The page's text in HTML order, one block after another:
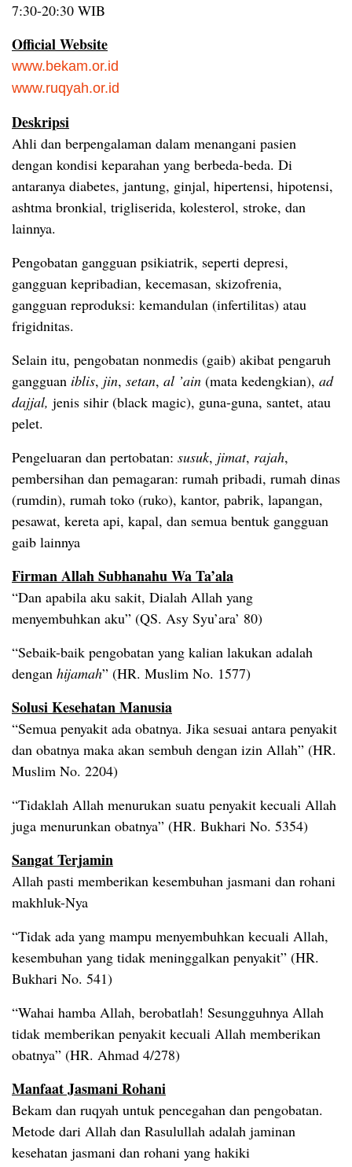
7:30-20:30 WIB
Official Website
www.bekam.or.id
www.ruqyah.or.id
Deskripsi
Ahli dan berpengalaman dalam menangani pasien
dengan kondisi keparahan yang berbeda-beda. Di
antaranya diabetes, jantung, ginjal, hipertensi, hipotensi,
ashtma bronkial, trigliserida, kolesterol, stroke, dan
lainnya.
Pengobatan gangguan psikiatrik, seperti depresi,
gangguan kepribadian, kecemasan, skizofrenia,
gangguan reproduksi: kemandulan (infertilitas) atau
frigidnitas.
Selain itu, pengobatan nonmedis (gaib) akibat pengaruh
gangguan iblis, jin, setan, al ’ain (mata kedengkian), ad
dajjal, jenis sihir (black magic), guna-guna, santet, atau
pelet.
Pengeluaran dan pertobatan: susuk, jimat, rajah,
pembersihan dan pemagaran: rumah pribadi, rumah dinas
(rumdin), rumah toko (ruko), kantor, pabrik, lapangan,
pesawat, kereta api, kapal, dan semua bentuk gangguan
gaib lainnya
Firman Allah Subhanahu Wa Ta’ala
“Dan apabila aku sakit, Dialah Allah yang
menyembuhkan aku” (QS. Asy Syu’ara’ 80)
“Sebaik-baik pengobatan yang kalian lakukan adalah
dengan hijamah” (HR. Muslim No. 1577)
Solusi Kesehatan Manusia
“Semua penyakit ada obatnya. Jika sesuai antara penyakit
dan obatnya maka akan sembuh dengan izin Allah” (HR.
Muslim No. 2204)
“Tidaklah Allah menurukan suatu penyakit kecuali Allah
juga menurunkan obatnya” (HR. Bukhari No. 5354)
Sangat Terjamin
Allah pasti memberikan kesembuhan jasmani dan rohani
makhluk-Nya
“Tidak ada yang mampu menyembuhkan kecuali Allah,
kesembuhan yang tidak meninggalkan penyakit” (HR.
Bukhari No. 541)
“Wahai hamba Allah, berobatlah! Sesungguhnya Allah
tidak memberikan penyakit kecuali Allah memberikan
obatnya” (HR. Ahmad 4/278)
Manfaat Jasmani Rohani
Bekam dan ruqyah untuk pencegahan dan pengobatan.
Metode dari Allah dan Rasulullah adalah jaminan
kesehatan jasmani dan rohani yang hakiki